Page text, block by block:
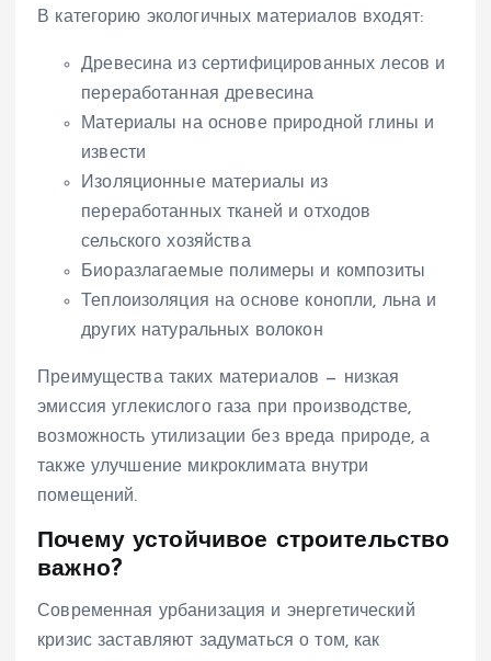
В категорию экологичных материалов входят:
Древесина из сертифицированных лесов и
переработанная древесина
Материалы на основе природной глины и
извести
Изоляционные материалы из
переработанных тканей и отходов
сельского хозяйства
Биоразлагаемые полимеры и композиты
Теплоизоляция на основе конопли, льна и
других натуральных волокон
Преимущества таких материалов — низкая
эмиссия углекислого газа при производстве,
возможность утилизации без вреда природе, а
также улучшение микроклимата внутри
помещений.
Почему устойчивое строительство
важно?
Современная урбанизация и энергетический
кризис заставляют задуматься о том, как